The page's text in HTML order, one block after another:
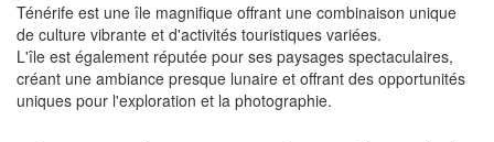
Ténérife est une île magnifique offrant une combinaison unique
de culture vibrante et d'activités touristiques variées.
L'île est également réputée pour ses paysages spectaculaires,
créant une ambiance presque lunaire et offrant des opportunités
uniques pour l'exploration et la photographie.